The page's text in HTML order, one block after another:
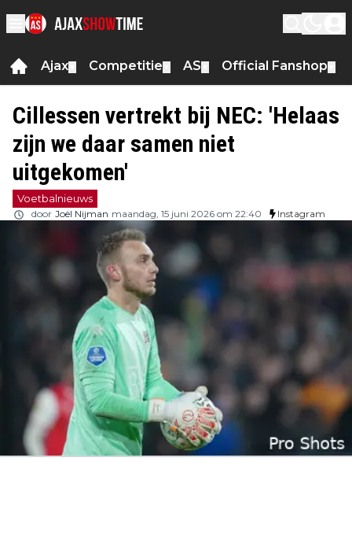
Ajax Competitie AS Official Fanshop
Cillessen vertrekt bij NEC: 'Helaas
zijn we daar samen niet
uitgekomen'
Voetbalnieuws
door Joël Nijman maandag, 15 juni 2026 om 22:40 Instagram